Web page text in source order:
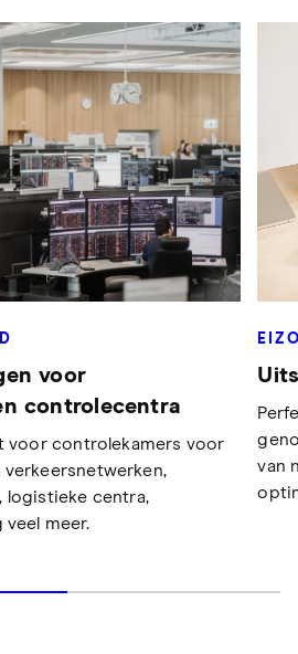
voor
controlecentra
voor controlekamers voor
logistieke centra,
veel meer.
van